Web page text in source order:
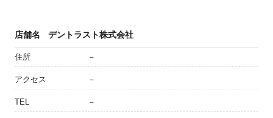
店舗名 デントラスト株式会社
住所 －
アクセス －
TEL －